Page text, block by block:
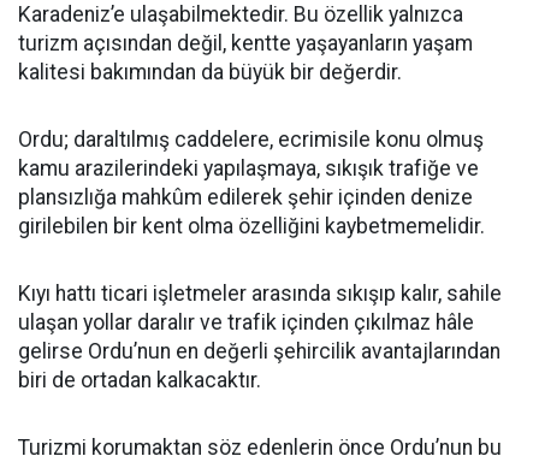
Karadeniz’e ulaşabilmektedir. Bu özellik yalnızca
turizm açısından değil, kentte yaşayanların yaşam
kalitesi bakımından da büyük bir değerdir.
Ordu; daraltılmış caddelere, ecrimisile konu olmuş
kamu arazilerindeki yapılaşmaya, sıkışık trafiğe ve
plansızlığa mahkûm edilerek şehir içinden denize
girilebilen bir kent olma özelliğini kaybetmemelidir.
Kıyı hattı ticari işletmeler arasında sıkışıp kalır, sahile
ulaşan yollar daralır ve trafik içinden çıkılmaz hâle
gelirse Ordu’nun en değerli şehircilik avantajlarından
biri de ortadan kalkacaktır.
Turizmi korumaktan söz edenlerin önce Ordu’nun bu